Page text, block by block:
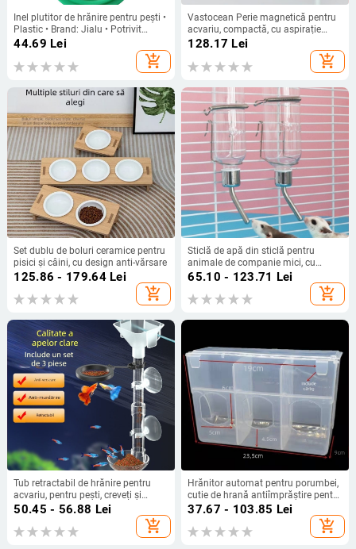
Inel plutitor de hrănire pentru pești •
Plastic • Brand: Jialu • Potrivit
pentru acvariu
44.69 Lei
add_shopping_cart
Vastocean Perie magnetică pentru
acvariu, compactă, cu aspirație
puternică, pentru curățarea pereților
128.17 Lei
add_shopping_cart
Set dublu de boluri ceramice pentru
pisici și câini, cu design anti-vărsare
125.86 - 179.64Lei
add_shopping_cart
Sticlă de apă din sticlă pentru
animale de companie mici, cu
supapă cu bilă – potrivită pentru
hamsteri și alte animale mici
65.10 - 123.71 Lei
add_shopping_cart
Tub retractabil de hrănire pentru
acvariu, pentru pești, creveți și
țestoase — hrănire manuală, brand
Water Island Chronicle, cutie cu 10
buc.
50.45 - 56.88 Lei
add_shopping_cart
Hrănitor automat pentru porumbei,
cutie de hrană antiîmprăștire pentru
porumbei de curse
37.67 - 103.85 Lei
add_shopping_cart